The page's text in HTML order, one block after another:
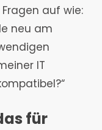
auf wie:
neu am
IT
für